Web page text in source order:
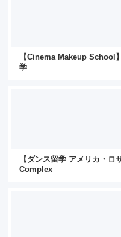
【Cinema Makeup School
学
【ダンス留学 アメリカ・
Complex